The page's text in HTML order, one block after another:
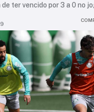
ter vencido por 3 a 0 no